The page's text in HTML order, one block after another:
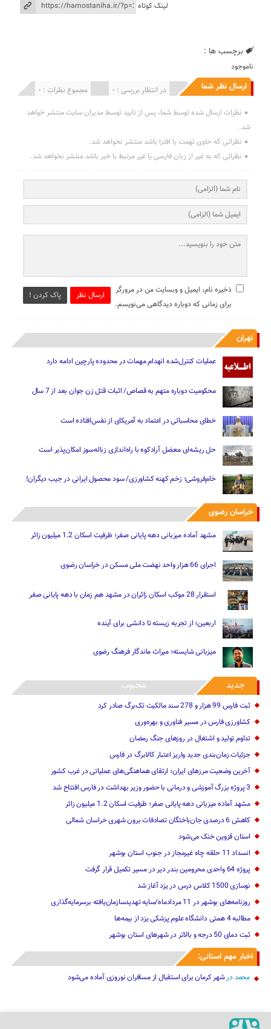
لینک کوتاه
برچسب ها :
ناموجود
ارسال نظر شما مجموع نظرات : 0 در انتظار بررسی : 0 انتشار یافته : 0
نظرات ارسال شده توسط شما، پس از تایید توسط مدیران سایت منتشر خواهد
شد.
نظراتی که حاوی تهمت یا افترا باشد منتشر نخواهد شد.
نظراتی که به غیر از زبان فارسی یا غیر مرتبط با خبر باشد منتشر نخواهد شد.
ارسال نظر پاک کردن !
ذخیره نام، ایمیل و وبسایت من در مرورگر
برای زمانی که دوباره دیدگاهی می‌نویسم.
تهران
عملیات کنترل‌شده انهدام مهمات در محدوده پارچین ادامه دارد
محکومیت دوباره متهم به قصاص/ اثبات قتل زن جوان بعد از 7 سال
خطای محاسباتی در اعتماد به آمریکای از نفس‌افتاده است
حل ریشه‌ای معضل آرادکوه با راه‌اندازی زباله‌سوز امکان‌پذیر است
خام‌فروشی؛ زخم کهنه کشاورزی/ سود محصول ایرانی در جیب دیگران!
خراسان رضوی
مشهد آماده میزبانی دهه پایانی صفر؛ ظرفیت اسکان 1.2 میلیون زائر
اجرای 66 هزار واحد نهضت ملی مسکن در خراسان رضوی
استقرار 28 موکب اسکان زائران در مشهد هم زمان با دهه پایانی صفر
اربعین؛ از تجربه زیسته تا دانشی برای آینده
میزبانی شایسته؛ میراث ماندگار فرهنگ رضوی
جدید محبوب
ثبت فارس 99 هزار و 278 سند مالکیت تک‌برگ صادر کرد
کشاورزی فارس در مسیر فناوری و بهره‌وری
تداوم تولید و اشتغال در روزهای جنگ رمضان
جزئیات زمان‌بندی جدید واریز اعتبار کالابرگ در فارس
آخرین وضعیت مرزهای ایران؛ ارتقای هماهنگی‌های عملیاتی در غرب کشور
3 پروژه بزرگ آموزشی و درمانی با حضور وزیر بهداشت در فارس افتتاح شد
مشهد آماده میزبانی دهه پایانی صفر؛ ظرفیت اسکان 1.2 میلیون زائر
کاهش 6 درصدی جان‌باختگان تصادفات برون شهری خراسان شمالی
استان قزوین خنک‌ می‌شود
انسداد 11 حلقه چاه غیرمجاز در جنوب استان بوشهر
پروژه 64 واحدی محرومین بندر دیر در مسیر تکمیل قرار گرفت
نوسازی 1500 کلاس درس در یزد آغاز شد
روزنامه‌های بوشهر در 11 مردادماه/سایه تهدیدسازمان‌یافته برسرمایه‌گذاری
مطالبه 4 همتی دانشگاه علوم پزشکی یزد از بیمه‌ها
ثبت دمای 50 درجه و بالاتر در شهرهای استان بوشهر
اخبار مهم استانی:
محمد درشهر کرمان برای استقبال از مسافران نوروزی آماده می‌شود